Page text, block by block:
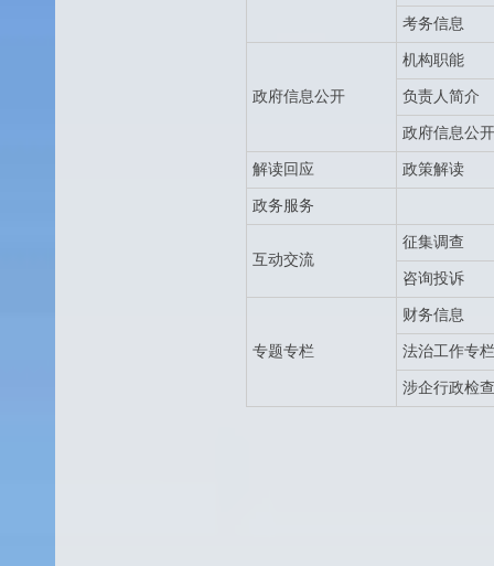
考务信息
政府信息公开
机构职能
负责人简介
政府信息公开
解读回应 政策解读
政务服务
互动交流
征集调查
咨询投诉
专题专栏
财务信息
法治工作专栏
涉企行政检